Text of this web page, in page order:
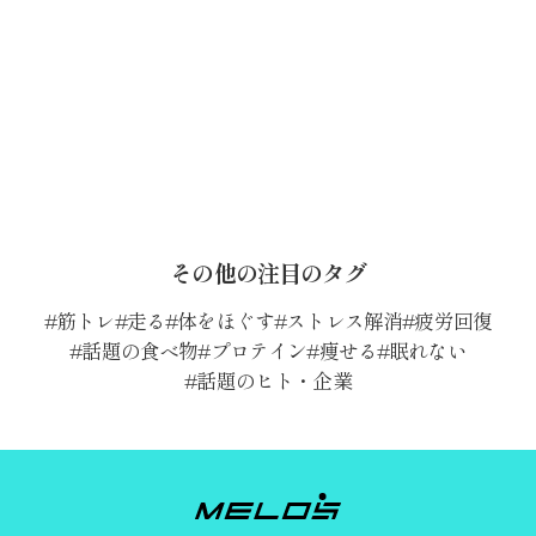
その他の注目のタグ
筋トレ 走る 体をほぐす ストレス解消 疲労回復
話題の食べ物 プロテイン 痩せる 眠れない
話題のヒト・企業